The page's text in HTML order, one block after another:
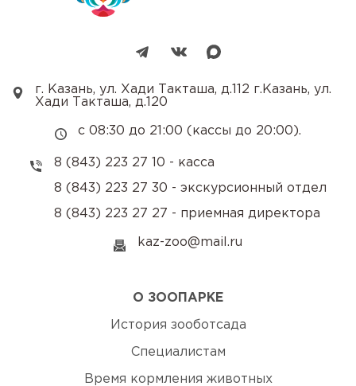
О ЗООПАРКЕ
История зооботсада
Специалистам
Время кормления животных
г. Казань, ул. Хади Такташа, д.112 г.Казань, ул.
Хади Такташа, д.120
с 08:30 до 21:00 (кассы до 20:00).
8 (843) 223 27 10 - касса
8 (843) 223 27 30 - экскурсионный отдел
8 (843) 223 27 27 - приемная директора
kaz-zoo@mail.ru